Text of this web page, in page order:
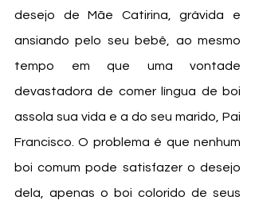
desejo de Mãe Catirina, grávida e
ansiando pelo seu bebê, ao mesmo
tempo em que uma vontade
devastadora de comer língua de boi
assola sua vida e a do seu marido, Pai
Francisco. O problema é que nenhum
boi comum pode satisfazer o desejo
dela, apenas o boi colorido de seus